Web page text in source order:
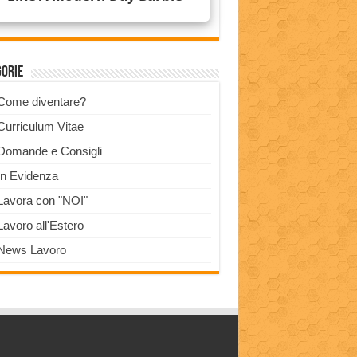
diventare?
Vitae
e Consigli
Evidenza
con "NOI"
all'Estero
Lavoro